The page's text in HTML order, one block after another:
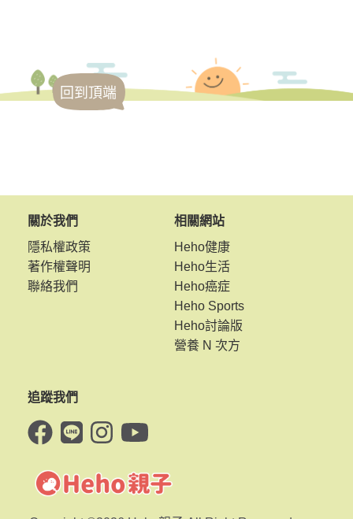
回到頂端
關於我們
隱私權政策
著作權聲明
聯絡我們
相關網站
Heho健康
Heho生活
Heho癌症
Heho Sports
Heho討論版
營養 N 次方
追蹤我們